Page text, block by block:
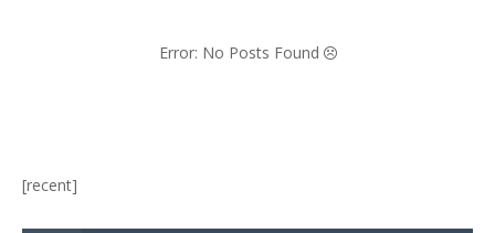
Error: No Posts Found
[recent]